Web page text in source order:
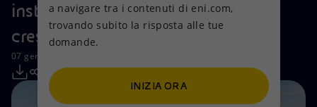
Mission e valori
Persone e Partnership
Net Zero
Diversificazione energetica
Tecnologie per la transizione
Collaborazioni per l'innovazione
Casa
Imprese
Mobilità
installata in Spagna grazie alla
crescita organica
07 gennaio 2025 - 10:00 CET
a navigare tra i contenuti di eni.com,
trovando subito la risposta alle tue
domande.
INIZIA ORA